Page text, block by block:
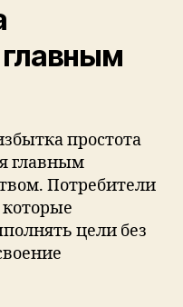
простота
главным
Потребители
цели без